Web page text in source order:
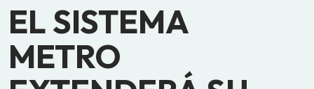
EL SISTEMA
METRO